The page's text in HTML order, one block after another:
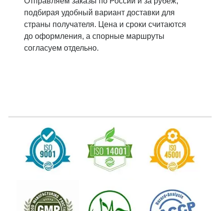
подбирая удобный вариант доставки для
страны получателя. Цена и сроки считаются
до оформления, а спорные маршруты
согласуем отдельно.